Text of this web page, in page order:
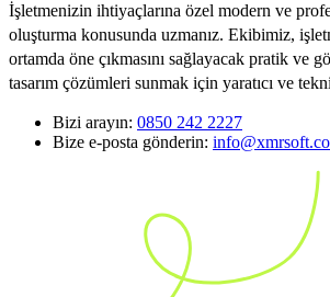
İşletmenizin ihtiyaçlarına özel modern ve
oluşturma konusunda uzmanız. Ekibimiz,
ortamda öne çıkmasını sağlayacak pratik ve
tasarım çözümleri sunmak için yaratıcı ve
Bizi arayın: 0850 242 2227
Bize e-posta gönderin: